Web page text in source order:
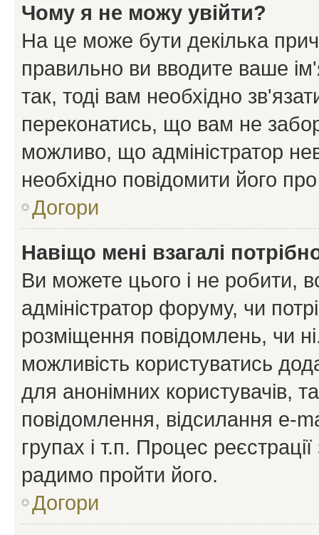
Чому я не можу увійти?
На це може бути декілька
правильно ви вводите ваше
так, тоді вам необхідно
переконатись, що вам не
можливо, що адміністратор
необхідно повідомити його
Догори
Навіщо мені взагалі
Ви можете цього і не робити,
адміністратор форуму, чи
розміщення повідомлень, чи
можливість користуватись
для анонімних користувачів,
повідомлення, відсилання e-
групах і т.п. Процес
радимо пройти його.
Догори